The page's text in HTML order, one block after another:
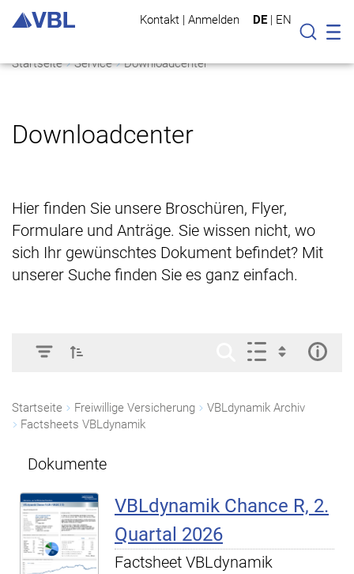
Kontakt | Anmelden DE | EN
Suche
Startseite Service Downloadcenter
Downloadcenter
Hier finden Sie unsere Broschüren, Flyer,
Formulare und Anträge. Sie wissen nicht, wo
sich Ihr gewünschtes Dokument befindet? Mit
unserer Suche finden Sie es ganz einfach.
Startseite Freiwillige Versicherung
VBLdynamik Archiv
Factsheets VBLdynamik
Dokumente
VBLdynamik Chance R, 2.
Quartal 2026
Factsheet VBLdynamik